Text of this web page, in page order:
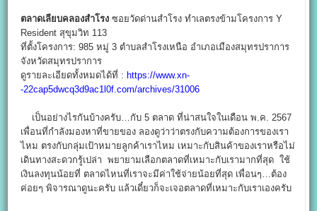
ตลาดเลียบคลองสำโรง ซอยวัดด่านสำโรง ทำเลตรงข้ามโครงการ Y
Resident สุขุมวิท 113
ที่ตั้งโครงการ: 985 หมู่ 3 ตำบลสำโรงเหนือ อำเภอเมืองสมุทรปราการ
จังหวัดสมุทรปราการ
ดูรายละเอียดทั้งหมดได้ที่ : https://www.xn-
-22cap5dwcq3d9ac1l0f.com/archives/31006
เป็นอย่างไรกันบ้างครับ…กับ 5 ตลาด ที่น่าสนใจในเดือน พ.ค. 2567
เพื่อนที่กำลังมองหาที่ขายของ ลองดูว่าว่าตรงกับความต้องการของเรา
ไหม ตรงกับกลุ่มเป้าหมายลูกค้าเราไหม เหมาะกับสินค้าของเราหรือไม่
เดินทางสะดวกรู้เปล่า พยายามเลือกตลาดที่เหมาะกับเรามากที่สุด ใช้
เงินลงทุนน้อยที่ ตลาดไหนที่เราจะมีค่าใช้จ่ายน้อยที่สุด เพื่อนๆ…ต้อง
ค่อยๆ พิจารณาดูนะครับ แล้วเดี๋ยวก็จะเจอตลาดที่เหมาะกับเราเองครับ